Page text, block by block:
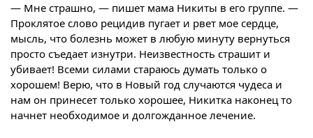
— Мне страшно, — пишет мама Никиты в его группе. —
Проклятое слово рецидив пугает и рвет мое сердце,
мысль, что болезнь может в любую минуту вернуться
просто съедает изнутри. Неизвестность страшит и
убивает! Всеми силами стараюсь думать только о
хорошем! Верю, что в Новый год случаются чудеса и
нам он принесет только хорошее, Никитка наконец то
начнет необходимое и долгожданное лечение.